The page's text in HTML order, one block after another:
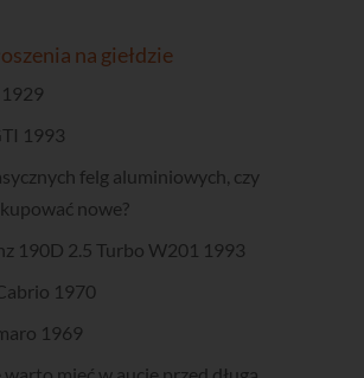
na giełdzie
1993
felg aluminiowych, czy
nowe?
190D 2.5 Turbo W201 1993
1970
1969